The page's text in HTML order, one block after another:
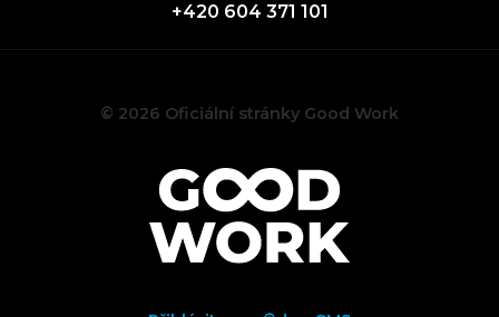
+420 604 371 101
© 2026 Oficiální stránky Good Work